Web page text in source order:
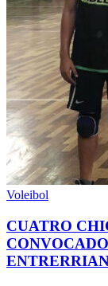
Voleibol
CUATRO